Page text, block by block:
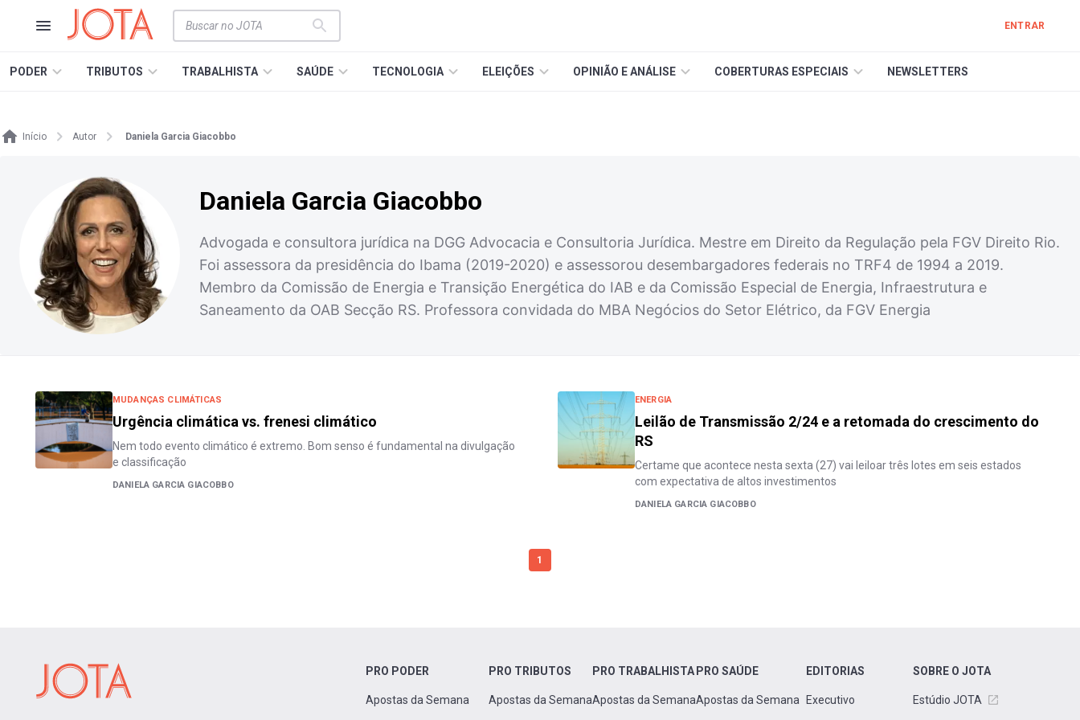
ENTRAR
PODER TRIBUTOS TRABALHISTA SAÚDE TECNOLOGIA ELEIÇÕES OPINIÃO E ANÁLISE COBERTURAS ESPECIAIS NEWSLETTERS
Início Autor Daniela Garcia Giacobbo
Daniela Garcia Giacobbo
Advogada e consultora jurídica na DGG Advocacia e Consultoria Jurídica. Mestre em Direito da Regulação pela FGV Direito Rio.
Foi assessora da presidência do Ibama (2019-2020) e assessorou desembargadores federais no TRF4 de 1994 a 2019.
Membro da Comissão de Energia e Transição Energética do IAB e da Comissão Especial de Energia, Infraestrutura e
Saneamento da OAB Secção RS. Professora convidada do MBA Negócios do Setor Elétrico, da FGV Energia
MUDANÇAS CLIMÁTICAS
Urgência climática vs. frenesi climático
Nem todo evento climático é extremo. Bom senso é fundamental na divulgação
e classificação
DANIELA GARCIA GIACOBBO
ENERGIA
Leilão de Transmissão 2/24 e a retomada do crescimento do
RS
Certame que acontece nesta sexta (27) vai leiloar três lotes em seis estados
com expectativa de altos investimentos
DANIELA GARCIA GIACOBBO
1
PRO PODER
Apostas da Semana
PRO TRIBUTOS
Apostas da Semana
PRO TRABALHISTA
Apostas da Semana
PRO SAÚDE
Apostas da Semana
EDITORIAS
Executivo
SOBRE O JOTA
Estúdio JOTA